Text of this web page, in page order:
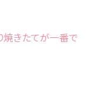
焼きたてが一番で